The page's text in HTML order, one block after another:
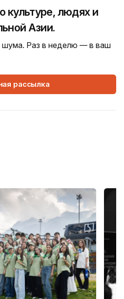
культуре, людях и
Азии.
шума. Раз в неделю — в ваш
рассылка